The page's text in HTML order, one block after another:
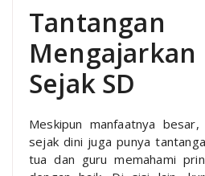
Sejak SD
Meskipun manfaatnya besar,
sejak dini juga punya
tua dan guru memahami